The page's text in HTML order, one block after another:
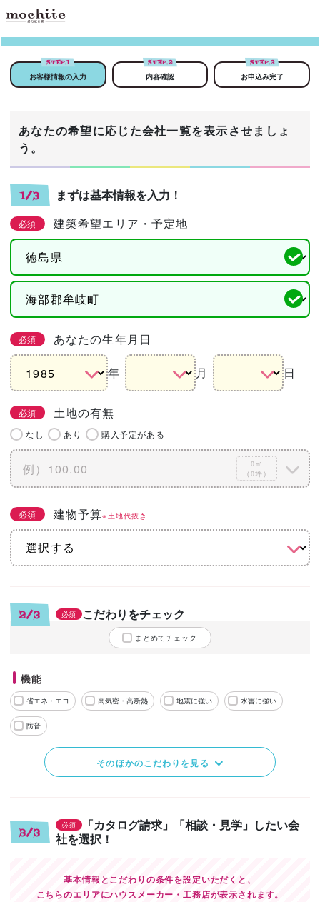
STEP.1
お客様情報の入力
STEP.2
内容確認
STEP.3
お申込み完了
あなたの希望に応じた会社一覧を表示させましょ
う。
1/3 まずは基本情報を入力！
必須 建築希望エリア・予定地
必須 あなたの生年月日
年 月 日
必須 土地の有無
なし あり 購入予定がある
0㎡
（0坪）
必須 建物予算※土地代抜き
2/3 必須 こだわりをチェック
まとめてチェック
機能
省エネ・エコ 高気密・高断熱 地震に強い 水害に強い
防音
そのほかのこだわりを見る
3/3
必須
「カタログ請求」「相談・見学」したい会
社を選択！
基本情報とこだわりの条件を設定いただくと、
こちらのエリアにハウスメーカー・工務店が表示されます。